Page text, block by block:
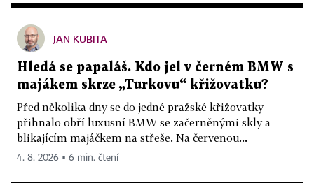
JAN KUBITA
Hledá se papaláš. Kdo jel v černém BMW s
majákem skrze „Turkovu“ křižovatku?
Před několika dny se do jedné pražské křižovatky
přihnalo obří luxusní BMW se začerněnými skly a
blikajícím majáčkem na střeše. Na červenou...
4. 8. 2026 ▪ 6 min. čtení